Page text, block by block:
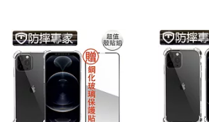
Unicorn Birthday(149)
Aero(141) Design(138)
中國農業科學技術出版社(1152)
悅文社(1100)
免費電子書(41)
其他 (可複選)